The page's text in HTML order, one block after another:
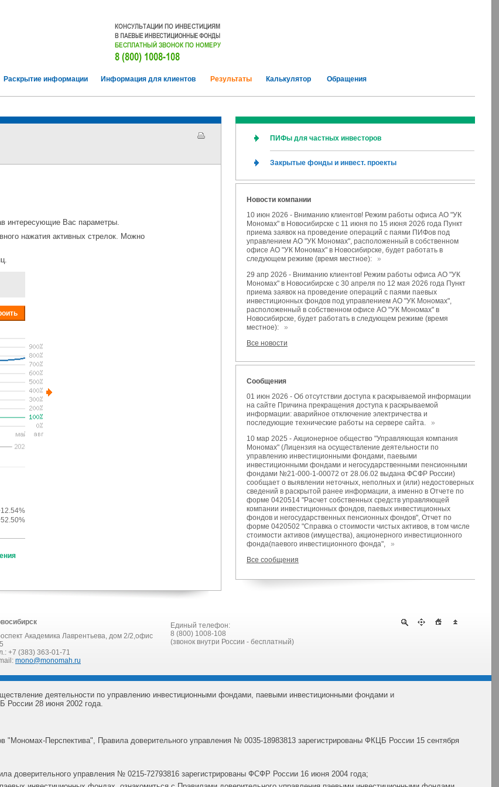
Раскрытие информации Информация для клиентов Результаты Калькулятор Обращения
интересующие Вас параметры.
нажатия активных стрелок. Можно
ПИФы для частных инвесторов
Закрытые фонды и инвест. проекты
Новости компании
10 июн 2026 - Вниманию клиентов! Режим работы офиса АО "УК
Мономах" в Новосибирске с 11 июня по 15 июня 2026 года Пункт
приема заявок на проведение операций с паями ПИФов под
управлением АО "УК Мономах", расположенный в собственном
офисе АО "УК Мономах" в Новосибирске, будет работать в
следующем режиме (время местное):
»
29 апр 2026 - Вниманию клиентов! Режим работы офиса АО "УК
Мономах" в Новосибирске с 30 апреля по 12 мая 2026 года Пункт
приема заявок на проведение операций с паями паевых
инвестиционных фондов под управлением АО "УК Мономах",
расположенный в собственном офисе АО "УК Мономах" в
Новосибирске, будет работать в следующем режиме (время
местное):
»
Все новости
Сообщения
01 июн 2026 - Об отсутствии доступа к раскрываемой информации
на сайте Причина прекращения доступа к раскрываемой
информации: аварийное отключение электричества и
последующие технические работы на сервере сайта.
»
10 мар 2025 - Акционерное общество "Управляющая компания
Мономах" (Лицензия на осуществление деятельности по
управлению инвестиционными фондами, паевыми
инвестиционными фондами и негосударственными пенсионными
фондами №21-000-1-00072 от 28.06.02 выдана ФСФР России)
сообщает о выявлении неточных, неполных и (или) недостоверных
сведений в раскрытой ранее информации, а именно в Отчете по
форме 0420514 "Расчет собственных средств управляющей
компании инвестиционных фондов, паевых инвестиционных
фондов и негосударственных пенсионных фондов", Отчет по
форме 0420502 "Справка о стоимости чистых активов, в том числе
стоимости активов (имущества), акционерного инвестиционного
фонда(паевого инвестиционного фонда",
»
Все сообщения
Академика Лаврентьева, дом 2/2,офис
+7 (383) 363-01-71
mono@monomah.ru
Единый телефон:
8 (800) 1008-108
(звонок внутри России - бесплатный)
деятельности по управлению инвестиционными фондами, паевыми инвестиционными фондами и
России 28 июня 2002 года.
Перспектива", Правила доверительного управления № 0035-18983813 зарегистрированы ФКЦБ России 15 сентября
доверительного управления № 0215-72793816 зарегистрированы ФСФР России 16 июня 2004 года;